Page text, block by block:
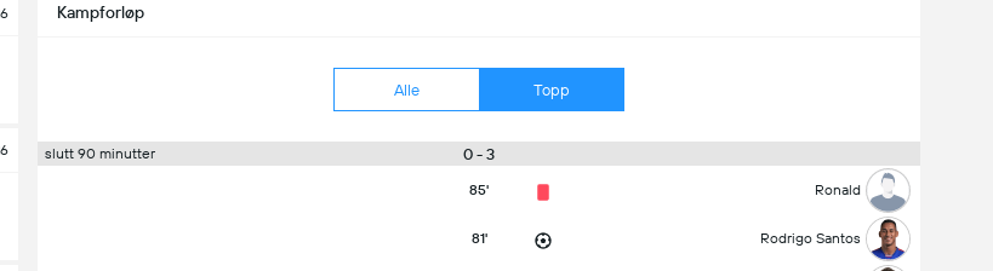
Kampforløp
Alle Topp
slutt 90 minutter 0 - 3
85' Ronald
81' Rodrigo Santos